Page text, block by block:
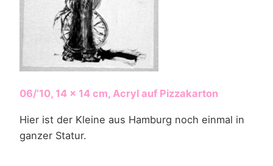
06/’10, 14 x 14 cm, Acryl auf Pizzakarton
Hier ist der Kleine aus Hamburg noch einmal in
ganzer Statur.